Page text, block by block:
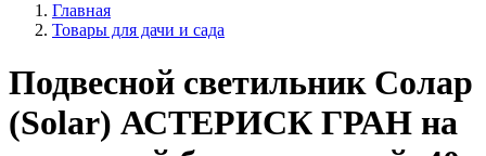
Главная
Товары для дачи и сада
Подвесной светильник Солар
(Solar) АСТЕРИСК ГРАН на